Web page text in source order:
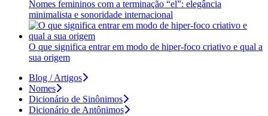
Nomes femininos com a terminação “el”: elegância
minimalista e sonoridade internacional
O que significa entrar em modo de hiper-foco criativo e qual a
sua origem
Blog / Artigos
Nomes
Dicionário de Sinônimos
Dicionário de Antônimos